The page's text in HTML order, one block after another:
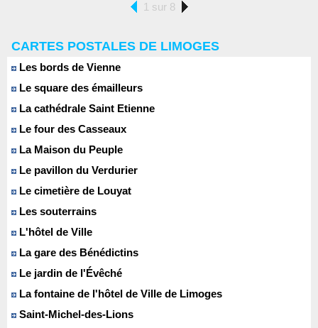
1 sur 8
CARTES POSTALES DE LIMOGES
Les bords de Vienne
Le square des émailleurs
La cathédrale Saint Etienne
Le four des Casseaux
La Maison du Peuple
Le pavillon du Verdurier
Le cimetière de Louyat
Les souterrains
L'hôtel de Ville
La gare des Bénédictins
Le jardin de l'Évêché
La fontaine de l'hôtel de Ville de Limoges
Saint-Michel-des-Lions